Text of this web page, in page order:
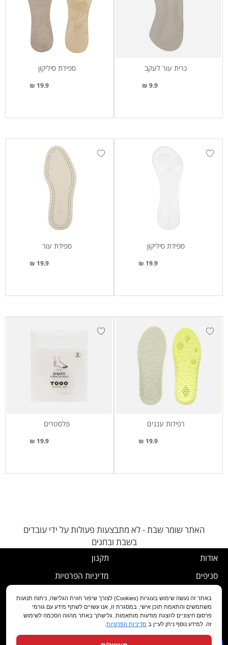
כרית עור לעקב
9.9 ₪
ספידת סיליקון
19.9 ₪
ספידת סיליקון
19.9 ₪
ספידת עור
19.9 ₪
רפידות עננים
19.9 ₪
פלסטרים
19.9 ₪
האתר שומר שבת - לא מתבצעות פעולות על ידי עובדים
בשבת ובחגים
אודות
סניפים
שירות לקוחות
מועדון לקוחות
תקנון
מדיניות הפרטיות
נוהל ביטול עסקה
מדיניות החלפה/החזרה/ביטול
הצהרת נגישות
באתר זה נעשה שימוש בעוגיות (Cookies) לצורך שיפור חווית הגלישה, ניתוח תנועות
משתמשים והתאמת תוכן אישי. במסגרת זו, אנו עשויים לשתף מידע עם גורמי
פרסום חיצוניים להצגת מודעות מותאמות. גלישתך באתר מהווה הסכמה לשימוש
זה. למידע נוסף ניתן לעיין ב מדיניות הפרטיות